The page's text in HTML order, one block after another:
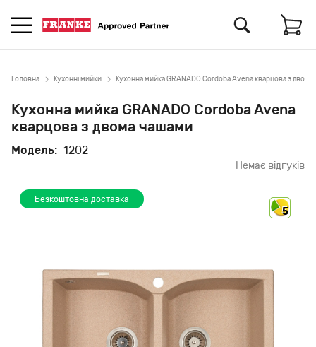
Головна Кухонні мийки Кухонна мийка GRANADO Cordoba Avena кварцова з
Кухонна мийка GRANADO Cordoba Avena
кварцова з двома чашами
Модель: 1202
Немає відгуків
Безкоштовна доставка
5